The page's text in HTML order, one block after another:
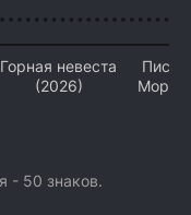
Горная невеста
(2026)
- 50 знаков.